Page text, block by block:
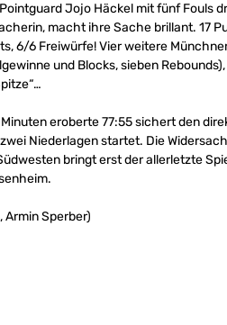
Jojo Häckel mit fünf Fouls
macht ihre Sache brillant. 17
6/6 Freiwürfe! Vier weitere
und Blocks, sieben
eroberte 77:55 sichert den
Niederlagen startet. Die
bringt erst der allerletzte
Sperber)